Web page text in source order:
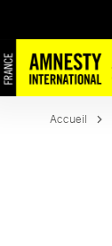
Accueil